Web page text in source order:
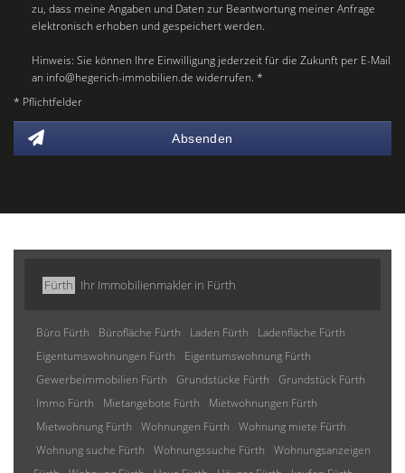
zu, dass meine Angaben und Daten zur Beantwortung meiner Anfrage
elektronisch erhoben und gespeichert werden.
Hinweis: Sie können Ihre Einwilligung jederzeit für die Zukunft per E-Mail
an info@hegerich-immobilien.de widerrufen. *
* Pflichtfelder
Absenden
Fürth Ihr Immobilienmakler in Fürth
Büro Fürth Bürofläche Fürth Laden Fürth
Ladenfläche Fürth
Eigentumswohnungen Fürth
Eigentumswohnung Fürth
Gewerbeimmobilien Fürth
Grundstücke Fürth
Grundstück Fürth
Immo Fürth
Mietangebote Fürth
Mietwohnungen Fürth
Mietwohnung Fürth
Wohnungen Fürth
Wohnung miete Fürth
Wohnung suche Fürth
Wohnungssuche Fürth
Wohnungsanzeigen